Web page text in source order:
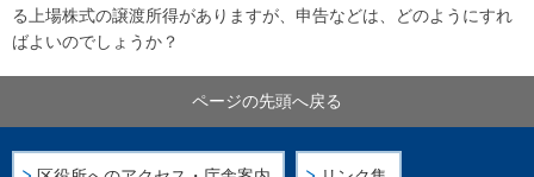
る上場株式の譲渡所得がありますが、申告などは、どのようにすれ
ばよいのでしょうか？
ページの先頭へ戻る